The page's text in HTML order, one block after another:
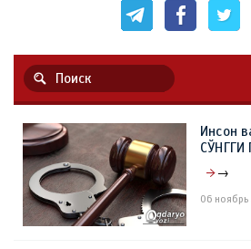
Инсон
→
06 ноябрь